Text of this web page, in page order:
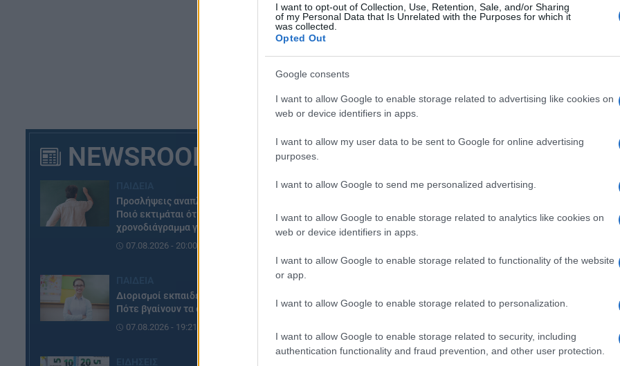
I want to opt-out of Collection, Use, Retention, Sale, and/or Sharing
of my Personal Data that Is Unrelated with the Purposes for which it
was collected.
Opted Out
Google consents
I want to allow Google to enable storage related to advertising like cookies on
web or device identifiers in apps.
I want to allow my user data to be sent to Google for online advertising
purposes.
I want to allow Google to send me personalized advertising.
I want to allow Google to enable storage related to analytics like cookies on
web or device identifiers in apps.
I want to allow Google to enable storage related to functionality of the website
or app.
I want to allow Google to enable storage related to personalization.
I want to allow Google to enable storage related to security, including
authentication functionality and fraud prevention, and other user protection.
NEWSROOM
Προσλήψεις αναπληρωτών:
Ποιό εκτιμάται ότι θα είναι το
χρονοδιάγραμμα για φέτος
07.08.2026 - 20:00
Διορισμοί εκπαιδευτικών:
Πότε βγαίνουν τα ονόματα
07.08.2026 - 19:21
ΔΝΤ: Μείωση
Το Ταμείο
ΑΕΠ το 2023 και
φθάσει στο 2%
γενικής
1,9% εφέτος
21/04/2022 -
Eurostat:
ΕΕ το 2021
Αύξηση του ΑΕΠ
καταγράφηκε το
προηγούμενο
που δόθηκαν
τρίμηνο του